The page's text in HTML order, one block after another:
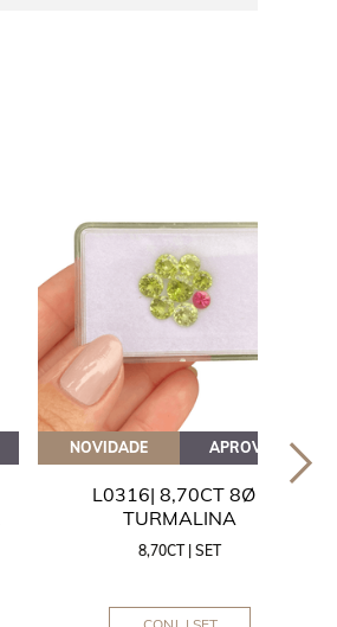
NOVIDADE APROVEITE
L0316| 8,70CT 8Ø -
TURMALINA
8,70CT | SET